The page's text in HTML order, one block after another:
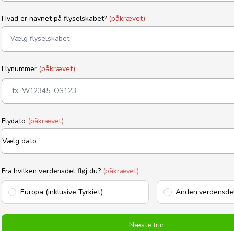
Hvad er navnet på flyselskabet? (påkrævet)
Flynummer (påkrævet)
Flydato (påkrævet)
Fra hvilken verdensdel fløj du? (påkrævet)
Europa (inklusive Tyrkiet) Anden
Næste trin